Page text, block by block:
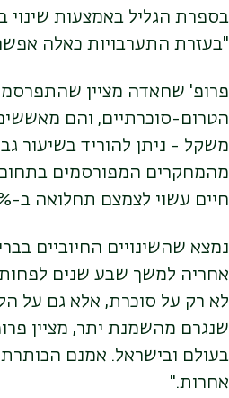
בספרת הגליל באמצעות שינוי
"בעזרת התערבויות כאלה אפשר
פרופ' שחאדה מציין
הטרום-סוכרתיים, והם
משקל - ניתן להוריד בשיעור
חיים עשוי לצמצם תחלואה ב-43%.
נמצא שהשינויים החיוביים
אחריה למשך שבע שנים
לא רק על סוכרת, אלא גם על
שנגרם מהשמנת יתר, מציין
בעולם ובישראל. אמנם
אחרות."